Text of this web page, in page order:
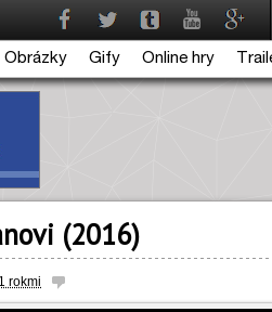
Obrázky Gify Online hry
(2016)
rokmi